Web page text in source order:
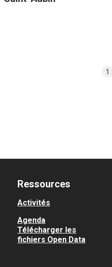
1
Ressources
Activités
Agenda
Télécharger les
fichiers Open Data